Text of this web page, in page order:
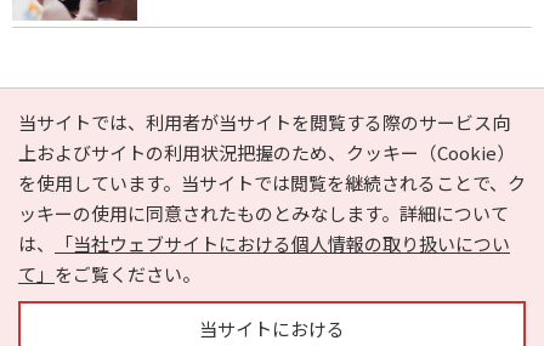
PAGE TOP
当サイトでは、利用者が当サイトを閲覧する際のサービス向
上およびサイトの利用状況把握のため、クッキー（Cookie）
を使用しています。当サイトでは閲覧を継続されることで、ク
ッキーの使用に同意されたものとみなします。詳細について
は、
「当社ウェブサイトにおける個人情報の取り扱いについ
て」 をご覧ください。
当サイトにおける
e-NAVITA（イーナビタ）とは？ お気に入り
ヘルプ
利用規約
個人情報の取り扱いについて
運営会社
サイトマップ
広告掲載に関するお問い合わせ